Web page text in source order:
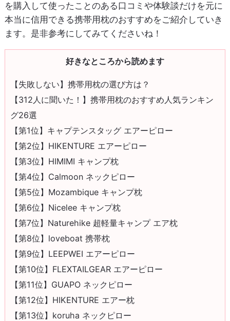
を購入して使ったことのある口コミや体験談だけを元に
本当に信用できる携帯用枕のおすすめをご紹介していき
ます。是非参考にしてみてくださいね！
好きなところから読めます
【失敗しない】携帯用枕の選び方は？
【312人に聞いた！】携帯用枕のおすすめ人気ランキン
グ26選
【第1位】キャプテンスタッグ エアーピロー
【第2位】HIKENTURE エアーピロー
【第3位】HIMIMI キャンプ枕
【第4位】Calmoon ネックピロー
【第5位】Mozambique キャンプ枕
【第6位】Nicelee キャンプ枕
【第7位】Naturehike 超軽量キャンプ エア枕
【第8位】loveboat 携帯枕
【第9位】LEEPWEI エアーピロー
【第10位】FLEXTAILGEAR エアーピロー
【第11位】GUAPO ネックピロー
【第12位】HIKENTURE エアー枕
【第13位】koruha ネックピロー